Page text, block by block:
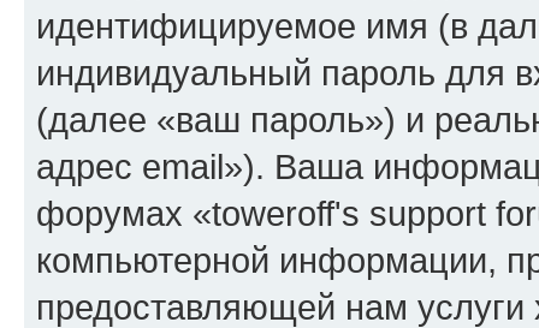
идентифицируемое имя (в
индивидуальный пароль для
(далее «ваш пароль») и
адрес email»). Ваша
форумах «toweroff's support
компьютерной информации,
предоставляющей нам